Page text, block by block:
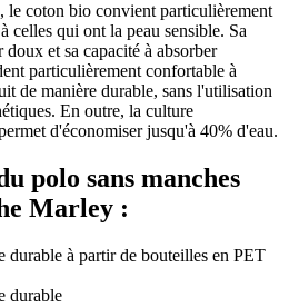
le coton bio convient particulièrement
celles qui ont la peau sensible. Sa
et sa capacité à absorber
particulièrement confortable à
de manière durable, sans l'utilisation
En outre, la culture
d'économiser jusqu'à 40% d'eau.
polo sans manches
Marley :
durable à partir de bouteilles en PET
durable